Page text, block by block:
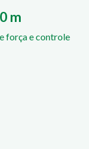
m
força e controle